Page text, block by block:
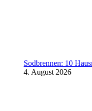
Sodbrennen: 10
4. August 2026